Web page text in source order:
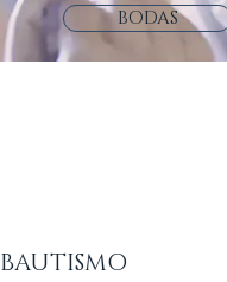
BODAS
BAUTISMO